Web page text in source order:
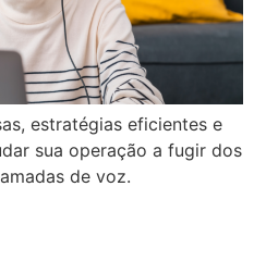
estratégias eficientes e
sua operação a fugir dos
de voz.